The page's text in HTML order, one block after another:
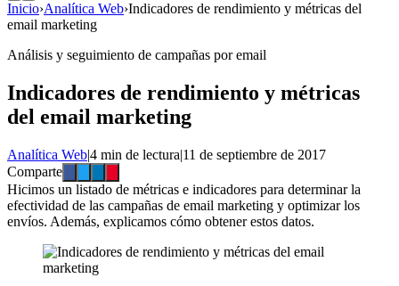
Inicio›Analítica Web›Indicadores de rendimiento y métricas del
email marketing
Análisis y seguimiento de campañas por email
Indicadores de rendimiento y métricas
del email marketing
Analítica Web|4 min de lectura|11 de septiembre de 2017
Comparte
Hicimos un listado de métricas e indicadores para determinar la
efectividad de las campañas de email marketing y optimizar los
envíos. Además, explicamos cómo obtener estos datos.